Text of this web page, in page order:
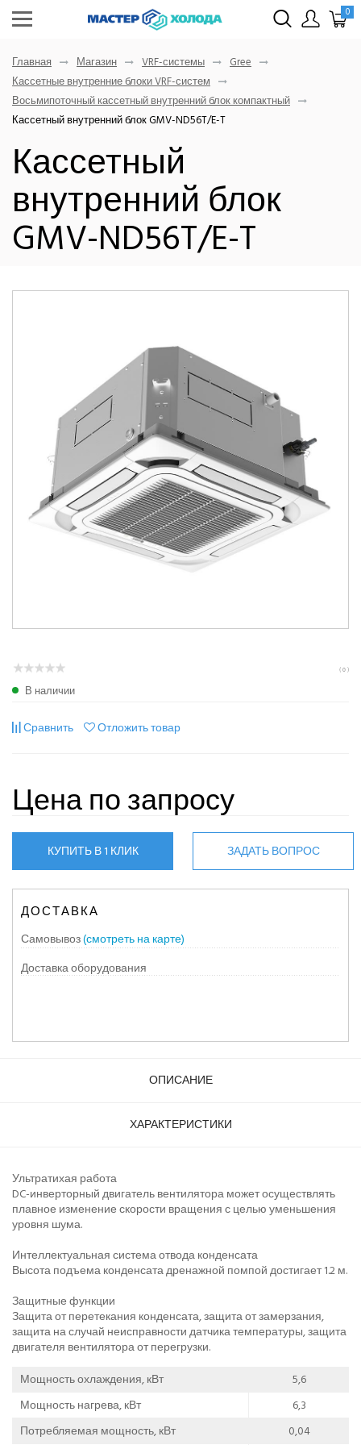
0
Главная Магазин VRF-системы
Gree
Кассетные внутренние блоки VRF-систем
Восьмипоточный кассетный внутренний блок компактный
Кассетный внутренний блок GMV-ND56T/E-T
Кассетный
внутренний блок
GMV-ND56T/E-T
( 0 )
В наличии
Сравнить Отложить товар
Цена по запросу
КУПИТЬ В 1 КЛИК ЗАДАТЬ ВОПРОС
ДОСТАВКА
Самовывоз(смотреть на карте)
Доставка оборудования
ОПИСАНИЕ
ХАРАКТЕРИСТИКИ
Ультратихая работа
DC-инверторный двигатель вентилятора может осуществлять
плавное изменение скорости вращения с целью уменьшения
уровня шума.
Интеллектуальная система отвода конденсата
Высота подъема конденсата дренажной помпой достигает 1.2 м.
Защитные функции
Защита от перетекания конденсата, защита от замерзания,
защита на случай неисправности датчика температуры, защита
двигателя вентилятора от перегрузки.
Мощность охлаждения, кВт
5,6
Мощность нагрева, кВт
6,3
Потребляемая мощность, кВт
0,04